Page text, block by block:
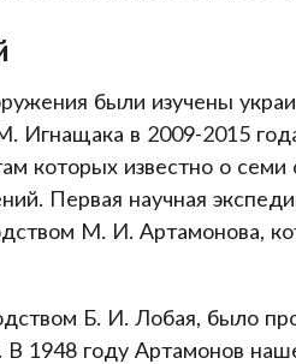
были изучены
Игнащака в 2009-2015
которых известно о семи
Первая научная
М. И. Артамонова,
Б. И. Лобая, было
1948 году Артамонов